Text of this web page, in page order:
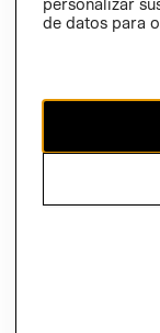
Ecuador ($)
El contenido de
propiedad de H&M
de datos para